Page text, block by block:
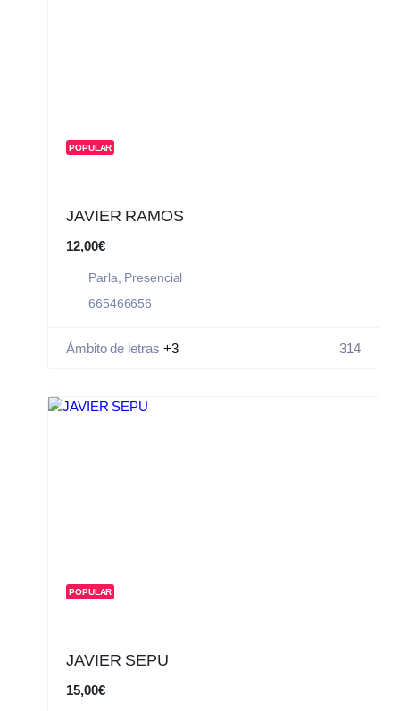
POPULAR
JAVIER RAMOS
12,00€
Parla Presencial
665466656
Ámbito de letras +3 314
POPULAR
JAVIER SEPU
15,00€